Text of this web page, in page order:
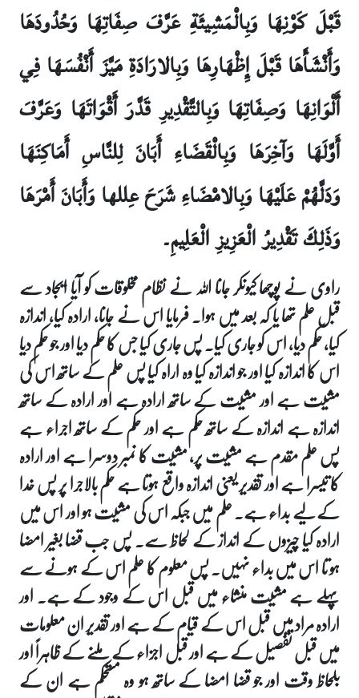
قَبْلَ كَوْنِهَا وَبِالْمَشِيئَةِ عَرَّفَ صِفَاتِهَا وَحُدُودَهَا
وَأَنْشَأَهَا قَبْلَ إِظْهَارِهَا وَبِالارَادَةِ مَيَّزَ أَنْفُسَهَا فِي
أَلْوَانِهَا وَصِفَاتِهَا وَبِالتَّقْدِيرِ قَدَّرَ أَقْوَاتَهَا وَعَرَّفَ
أَوَّلَهَا وَآخِرَهَا وَبِالْقَضَاءِ أَبَانَ لِلنَّاسِ أَمَاكِنَهَا
وَدَلَّهُمْ عَلَيْهَا وَبِالامْضَاءِ شَرَحَ عِللها وَأَبَانَ أَمْرَهَا
وَذَلِكَ تَقْدِيرُ الْعَزِيزِ الْعَلِيمِ۔
راوی نے پوچھا کیونکر جانا اللہ نے نظام مخلوقات کو آیا ایجاد سے
قبل علم تھا یا کہ بعد میں ہوا۔ فرمایا اس نے جانا، ارادہ کیا، اندازہ
کیا، حکم دیا، اس کو جاری کیا۔ پس جاری کیا جس کا حکم دیا اور جو حکم دیا
اس کا اندازہ کیا اور جو اندازہ کیا وہ اراہ کیا پس علم کے ساتھ اس کی
مشیت ہے اور مشیت کے ساتھ ارادہ ہے اور ارادہ کے ساتھ
اندازہ ہے اندازہ کے ساتھ حکم ہے اور حکم کے ساتھ اجراء ہے
پس علم مقدم ہے مشیت پر، مشیت کا نمبر دوسرا ہے اور ارادہ
کا تیسرا ہے اور تقدیر یعنی اندازہ واقع ہوتا ہے حکم بالاجرا پر پس خدا
کے لیے بداء ہے۔ علم میں جبکہ اس کی مشیت ہو اور اس میں
ارادہ کیا چیزوں کے انداز کے لحاظ سے۔ پس جب قضا بغیر امضا
ہو تا اس میں بداء نہیں۔ پس معلوم کا علم اس کے ہونے سے
پہلے ہے مشیت منشاء میں قبل اس کے وجود کے ہے۔ اور
ارادہ مراد میں قبل اس کے قیام کے ہے اور تقدیر ان معلومات
میں قبل تفصیل کے ہے اور قبل اجزاء کے ملنے کے ظاہراً اور
بلحاظ وقت اور جو قضا امضا کے ساتھ ہو وہ مستحکم ہے ان کے